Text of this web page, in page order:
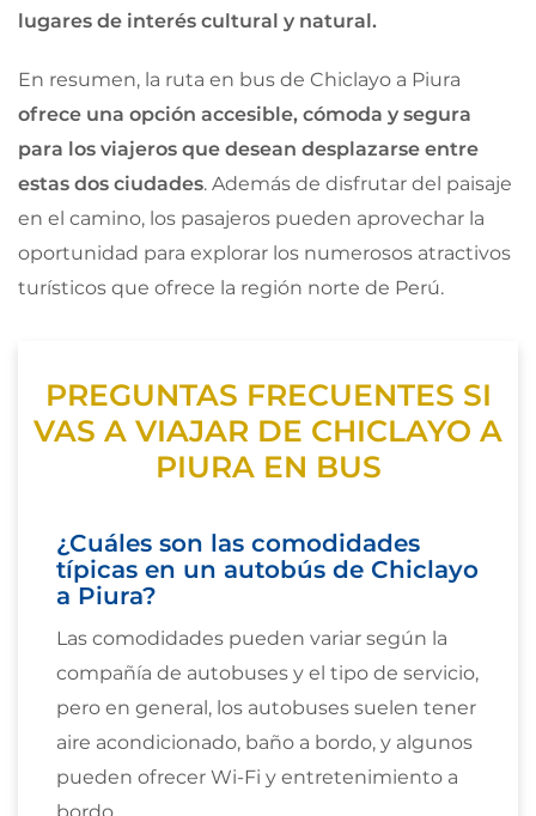
lugares de interés cultural y natural.
En resumen, la ruta en bus de Chiclayo a Piura
ofrece una opción accesible, cómoda y segura
para los viajeros que desean desplazarse entre
estas dos ciudades. Además de disfrutar del paisaje
en el camino, los pasajeros pueden aprovechar la
oportunidad para explorar los numerosos atractivos
turísticos que ofrece la región norte de Perú.
PREGUNTAS FRECUENTES SI
VAS A VIAJAR DE CHICLAYO A
PIURA EN BUS
¿Cuáles son las comodidades
típicas en un autobús de Chiclayo
a Piura?
Las comodidades pueden variar según la
compañía de autobuses y el tipo de servicio,
pero en general, los autobuses suelen tener
aire acondicionado, baño a bordo, y algunos
pueden ofrecer Wi-Fi y entretenimiento a
bordo.